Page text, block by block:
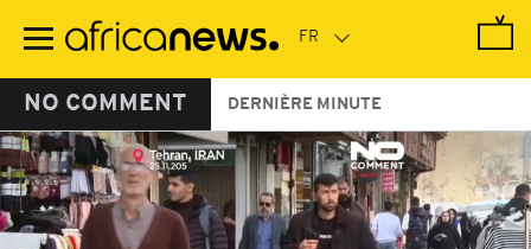
contenu
NO COMMENT DERNIÈRE MINUTE